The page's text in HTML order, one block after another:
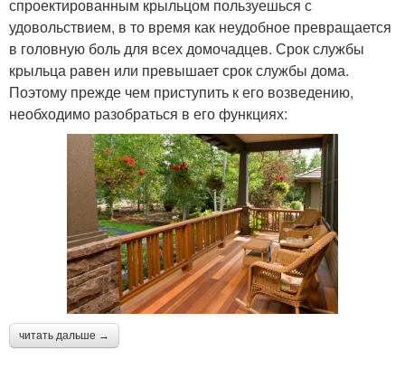
спроектированным крыльцом пользуешься с
удовольствием, в то время как неудобное превращается
в головную боль для всех домочадцев. Срок службы
крыльца равен или превышает срок службы дома.
Поэтому прежде чем приступить к его возведению,
необходимо разобраться в его функциях:
читать дальше →